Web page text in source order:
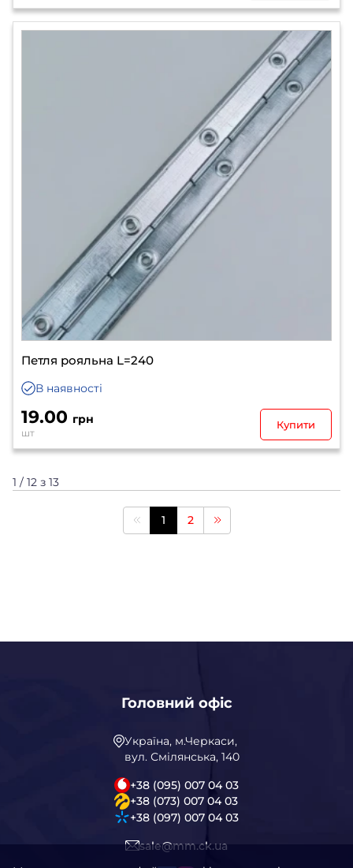
Петля рояльна L=240
В наявності
19.00 грн
шт
Купити
1 / 12 з 13
1 2
Головний офіс
Україна, м.Черкаси,
вул. Смілянська, 140
+38 (095) 007 04 03
+38 (073) 007 04 03
+38 (097) 007 04 03
sale@mm.ck.ua